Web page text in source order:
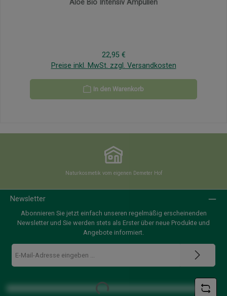
Aloe Bio Intensiv Ampullen
Regulärer Preis:
22,95 €
Preise inkl. MwSt. zzgl. Versandkosten
In den Warenkorb
Naturkosmetik vom eigenen Demeter Hof
Newsletter
Abonnieren Sie jetzt einfach unseren regelmäßig erscheinenden
Newsletter und Sie werden stets als Erster über neue Produkte und
Angebote informiert.
E-
Mail-
Adresse
Loading...